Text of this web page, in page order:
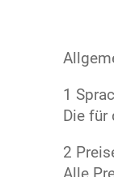
1
Die für
2